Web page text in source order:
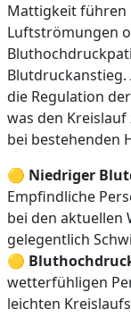
Mattigkeit führen
Luftströmungen
die Regulation
was den
bei bestehenden
🟡 Niedriger
Empfindliche
bei den aktuellen
gelegentlich
🟡
wetterfühligen
leichten